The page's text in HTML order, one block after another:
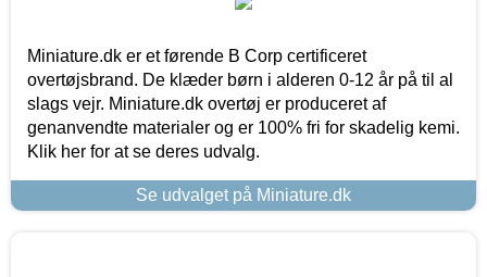
Miniature.dk er et førende B Corp certificeret
overtøjsbrand. De klæder børn i alderen 0-12 år på til al
slags vejr. Miniature.dk overtøj er produceret af
genanvendte materialer og er 100% fri for skadelig kemi.
Klik her for at se deres udvalg.
Se udvalget på Miniature.dk